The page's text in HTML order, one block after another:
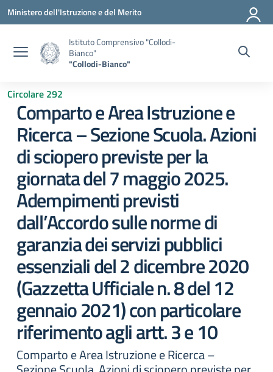
Vai ai contenuti
Vai al menu di navigazione
Vai al footer
Ministero dell'Istruzione e del Merito
Istituto Comprensivo "Collodi-
Bianco"
"Collodi-Bianco"
Circolare 292
Comparto e Area Istruzione e
Ricerca – Sezione Scuola. Azioni
di sciopero previste per la
giornata del 7 maggio 2025.
Adempimenti previsti
dall’Accordo sulle norme di
garanzia dei servizi pubblici
essenziali del 2 dicembre 2020
(Gazzetta Ufficiale n. 8 del 12
gennaio 2021) con particolare
riferimento agli artt. 3 e 10
Comparto e Area Istruzione e Ricerca –